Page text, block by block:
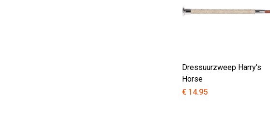
Dressuurzweep Harry's
Horse
€ 14.95